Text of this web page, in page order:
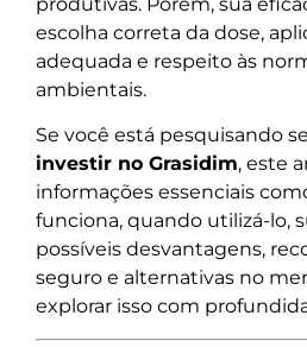
escolha correta da dose,
adequada e respeito às
ambientais.
Se você está pesquisando se
investir no Grasidim, este
informações essenciais
funciona, quando utilizá-lo,
possíveis desvantagens,
seguro e alternativas no
explorar isso com